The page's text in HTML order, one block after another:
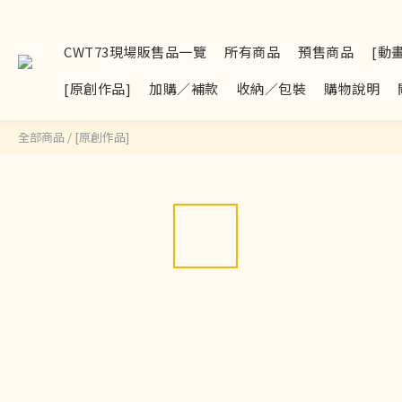
CWT73現場販售品一覽 所有商品 預售商品
[動
[原創作品]
加購／補款 收納／包裝 購物說明
全部商品 / [原創作品]